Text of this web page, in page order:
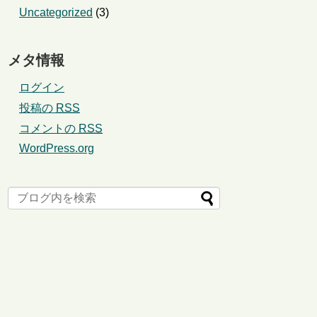
Uncategorized (3)
メタ情報
ログイン
投稿の RSS
コメントの RSS
WordPress.org